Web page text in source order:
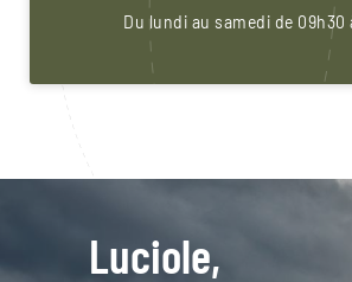
Du lundi au samedi de 09h30
Luciole,